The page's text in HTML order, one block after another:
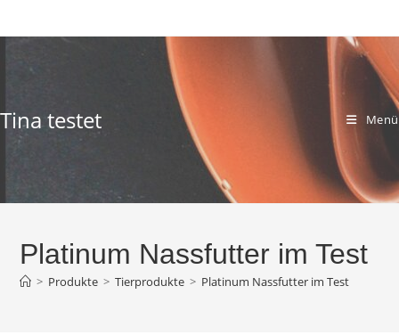
Inhalt
Tina testet Menü
Platinum Nassfutter im Test
> Produkte > Tierprodukte > Platinum Nassfutter im Test